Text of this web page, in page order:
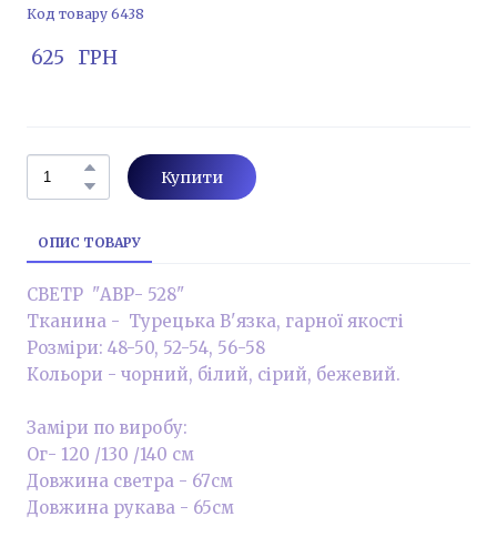
Код товару 6438
625   ГРН
Купити
ОПИС ТОВАРУ
СВЕТР "АВР- 528"
Тканина - Турецька В'язка, гарної якості
Розміри: 48-50, 52-54, 56-58
Кольори - чорний, білий, сірий, бежевий.
Заміри по виробу:
Ог- 120 /130 /140 см
Довжина светра - 67см
Довжина рукава - 65см